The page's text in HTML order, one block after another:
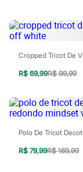
Cabelos
Condicionador
Finalizadores
Shampoo
Tratamento
Hidratante
Protetor solar
Tratamento
Cuidados com o
Hidratante
R$ 69,99R$ 99,99
R$ 79,99R$ 169,99